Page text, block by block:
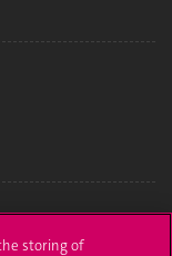
the storing of